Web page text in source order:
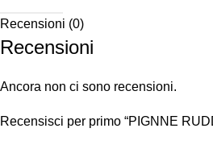
Recensioni (0)
Recensioni
Ancora non ci sono recensioni.
Recensisci per primo “PIGNNE